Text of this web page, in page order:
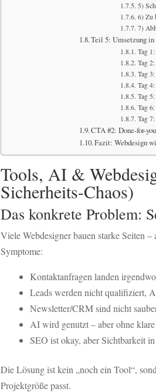
5)
6) Zu
7)
Teil 5: Umsetzung
Tag
Tag
Tag
Tag
Tag
Tag
Tag
CTA #2: Done-for-
Fazit: Webdesign
Tools, AI &
Sicherheits-Chaos)
Das konkrete Problem:
Viele Webdesigner bauen starke Seiten –
Symptome:
Kontaktanfragen landen
Leads werden nicht qualifiziert,
Newsletter/CRM sind nicht
AI wird genutzt – aber ohne
SEO ist okay, aber Sichtbarkeit
Die Lösung ist kein „noch ein Tool“,
Projektgröße passt.